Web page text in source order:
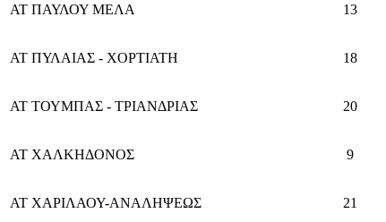
ΑΤ ΠΑΥΛΟΥ ΜΕΛΑ 13
ΑΤ ΠΥΛΑΙΑΣ - ΧΟΡΤΙΑΤΗ 18
ΑΤ ΤΟΥΜΠΑΣ - ΤΡΙΑΝΔΡΙΑΣ 20
ΑΤ ΧΑΛΚΗΔΟΝΟΣ 9
ΑΤ ΧΑΡΙΛΑΟΥ-ΑΝΑΛΗΨΕΩΣ 21